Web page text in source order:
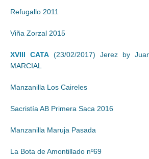
Refugallo 2011
Viña Zorzal 2015
XVIII CATA (23/02/2017) Jerez by
MARCIAL
Manzanilla Los Caireles
Sacristía AB Primera Saca 2016
Manzanilla Maruja Pasada
La Bota de Amontillado nº69